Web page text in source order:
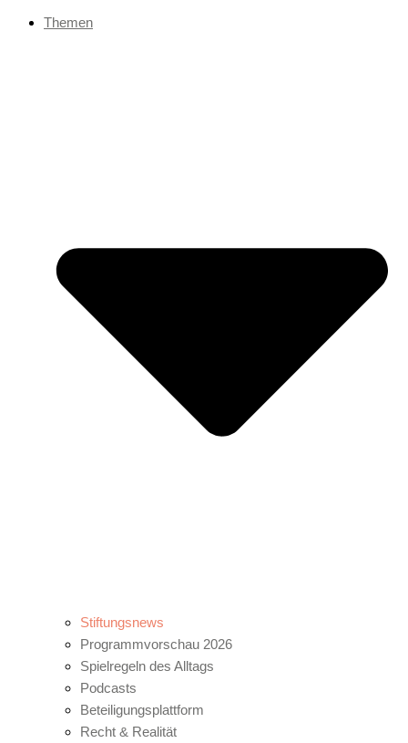
Themen
Stiftungsnews
Programmvorschau 2026
Spielregeln des Alltags
Podcasts
Beteiligungsplattform
Recht & Realität